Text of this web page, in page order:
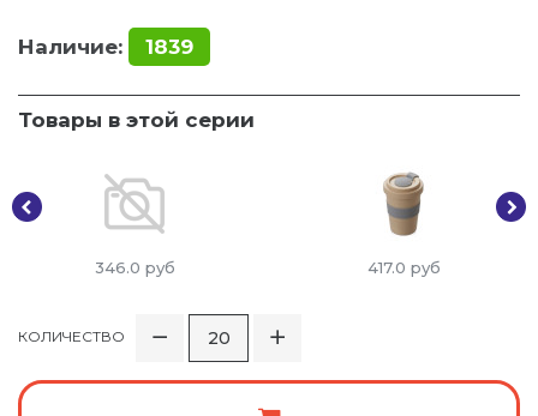
Наличие: 1839
Товары в этой серии
346.0 руб 417.0 руб
КОЛИЧЕСТВО